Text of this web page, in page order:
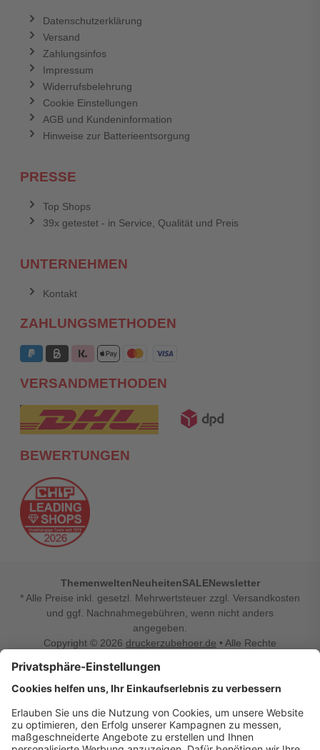
Datenschutzerklärung
Versand
Zahlungsinfos
Impressum
Widerrufsbelehrung
Cookie Einstellungen
AGB und Kundeninformation
Hinweise zur Batterieentsorgung
PRESSE
Top Shops
39x getestet - in Service, Qualität und Preis
UNTERNEHMEN
Kontakt
ZAHLUNGSMETHODEN
VERSANDMETHODEN
BEWERTUNGEN
ThemenweltenNeuheitenSALENewsletter
* Alle Preise inkl. gesetzl. Mehrwertsteuer zzgl. Versandkosten
und ggf. Nachnahmegebühren, wenn nicht anders
angegeben.
Copyright © 2026 druckerzubehoer.de • Alle Rechte
Vertrag widerrufen
Druckerzubehoer.de – preiswerte Qualität für Ihr Office
Sie sind auf der Suche nach dem passenden Druckerzubehör
oder Zubehör für das Büro, den Computer oder Ihr
Smartphone? Dann sind Sie bei Druckerzubehoer.de genau